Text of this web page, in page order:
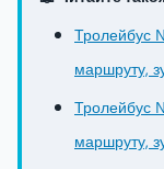
Тролейбус
маршруту,
Тролейбус
маршруту,